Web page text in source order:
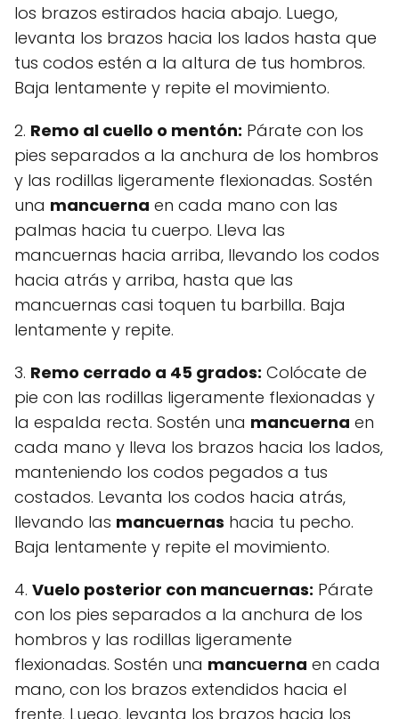
los brazos estirados hacia abajo. Luego,
levanta los brazos hacia los lados hasta que
tus codos estén a la altura de tus hombros.
Baja lentamente y repite el movimiento.
2. Remo al cuello o mentón: Párate con los
pies separados a la anchura de los hombros
y las rodillas ligeramente flexionadas. Sostén
una mancuerna en cada mano con las
palmas hacia tu cuerpo. Lleva las
mancuernas hacia arriba, llevando los codos
hacia atrás y arriba, hasta que las
mancuernas casi toquen tu barbilla. Baja
lentamente y repite.
3. Remo cerrado a 45 grados: Colócate de
pie con las rodillas ligeramente flexionadas y
la espalda recta. Sostén una mancuerna en
cada mano y lleva los brazos hacia los lados,
manteniendo los codos pegados a tus
costados. Levanta los codos hacia atrás,
llevando las mancuernas hacia tu pecho.
Baja lentamente y repite el movimiento.
4. Vuelo posterior con mancuernas: Párate
con los pies separados a la anchura de los
hombros y las rodillas ligeramente
flexionadas. Sostén una mancuerna en cada
mano, con los brazos extendidos hacia el
frente. Luego, levanta los brazos hacia los